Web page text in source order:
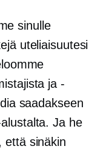
sinulle
uteliaisuutesi
ja -
saadakseen
Ja he
että sinäkin